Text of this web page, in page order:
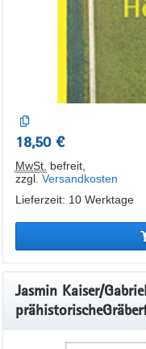
18,50 €
MwSt. befreit,
zzgl. Versandkosten
Lieferzeit: 10 Werktage
Jasmin Kaiser/
Bautzen, Band 14